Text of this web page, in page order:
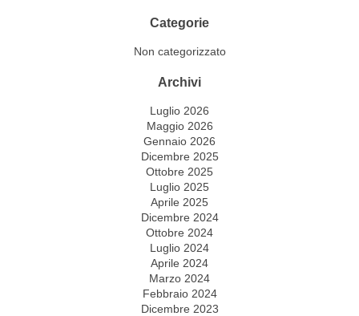
Categorie
Non categorizzato
Archivi
Luglio 2026
Maggio 2026
Gennaio 2026
Dicembre 2025
Ottobre 2025
Luglio 2025
Aprile 2025
Dicembre 2024
Ottobre 2024
Luglio 2024
Aprile 2024
Marzo 2024
Febbraio 2024
Dicembre 2023